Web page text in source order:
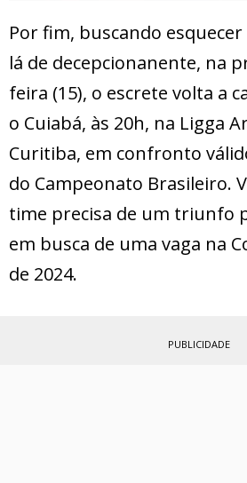
Por fim, buscando
lá de decepcionanente, na
feira (15), o escrete volta a
o Cuiabá, às 20h, na Ligga
Curitiba, em confronto
do Campeonato Brasileiro.
time precisa de um triunfo
em busca de uma vaga na
de 2024.
PUBLICIDADE